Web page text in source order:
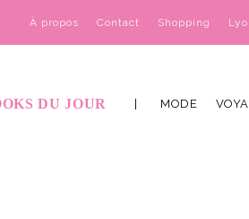
À propos Contact Shopping
DU JOUR MODE